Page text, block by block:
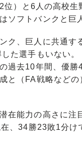
位）と6人の高校
ソフトバンクと巨
ク、巨人に共通す
た選手もいない
過去10年間、優
と（FA戦略など
在能力の高さに注
、34勝23敗1分け